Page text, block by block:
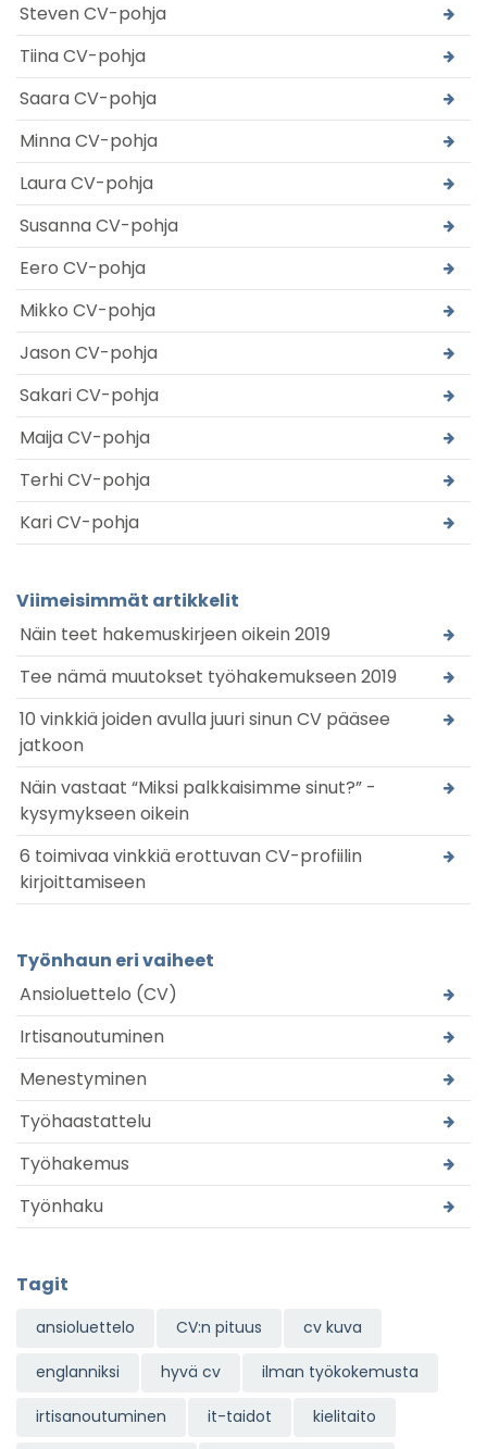
Steven CV-pohja
Tiina CV-pohja
Saara CV-pohja
Minna CV-pohja
Laura CV-pohja
Susanna CV-pohja
Eero CV-pohja
Mikko CV-pohja
Jason CV-pohja
Sakari CV-pohja
Maija CV-pohja
Terhi CV-pohja
Kari CV-pohja
Viimeisimmät artikkelit
Näin teet hakemuskirjeen oikein 2019
Tee nämä muutokset työhakemukseen 2019
10 vinkkiä joiden avulla juuri sinun CV pääsee
jatkoon
Näin vastaat “Miksi palkkaisimme sinut?” -
kysymykseen oikein
6 toimivaa vinkkiä erottuvan CV-profiilin
kirjoittamiseen
Työnhaun eri vaiheet
Ansioluettelo (CV)
Irtisanoutuminen
Menestyminen
Työhaastattelu
Työhakemus
Työnhaku
Tagit
ansioluettelo CV:n pituus cv kuva
englanniksi hyvä cv ilman työkokemusta
irtisanoutuminen it-taidot kielitaito